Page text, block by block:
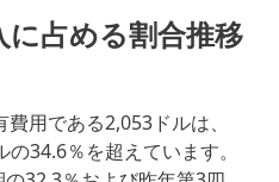
占める割合推移
用である2,053ドルは、
34.6％を超えています。